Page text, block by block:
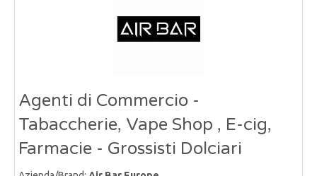
Agenti di Commercio -
Tabaccherie, Vape Shop , E-cig,
Farmacie - Grossisti Dolciari